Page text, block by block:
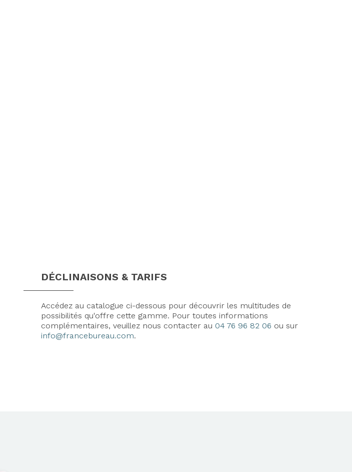
DÉCLINAISONS & TARIFS
Accédez au catalogue ci-dessous pour découvrir les multitudes de
possibilités qu'offre cette gamme. Pour toutes informations
complémentaires, veuillez nous contacter au 04 76 96 82 06 ou sur
info@francebureau.com.